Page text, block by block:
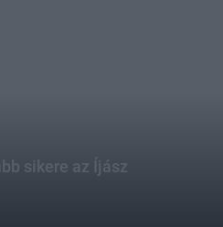
sikere az Íjász